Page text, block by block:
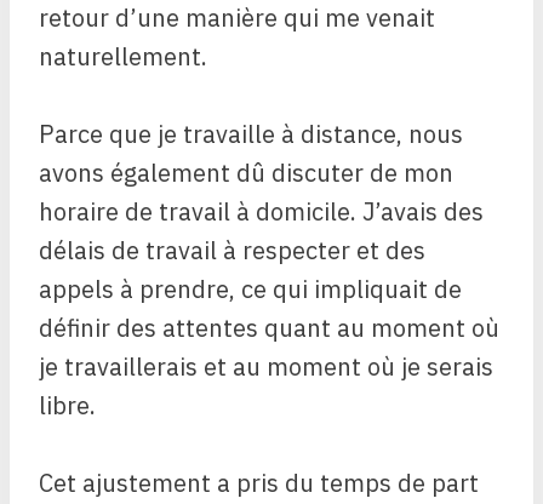
retour d’une manière qui me venait
naturellement.
Parce que je travaille à distance, nous
avons également dû discuter de mon
horaire de travail à domicile. J’avais des
délais de travail à respecter et des
appels à prendre, ce qui impliquait de
définir des attentes quant au moment où
je travaillerais et au moment où je serais
libre.
Cet ajustement a pris du temps de part